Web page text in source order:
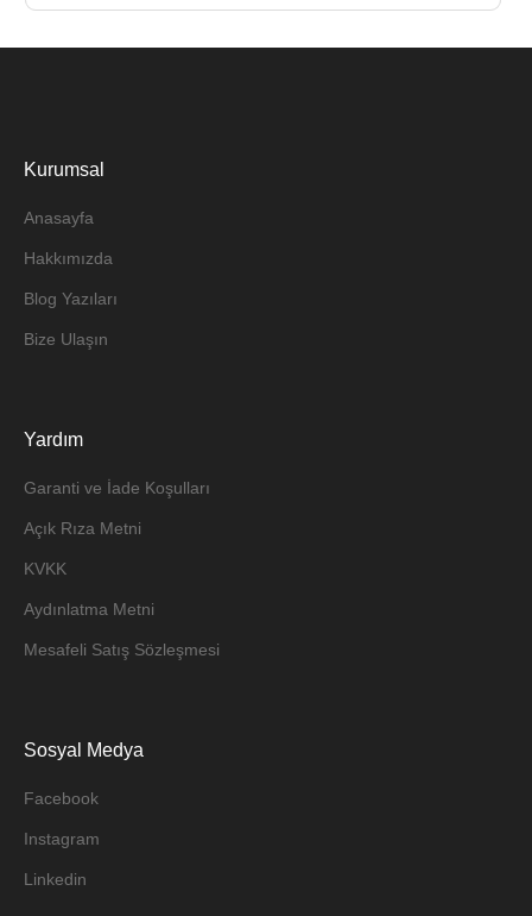
Kurumsal
Anasayfa
Hakkımızda
Blog Yazıları
Bize Ulaşın
Yardım
Garanti ve İade Koşulları
Açık Rıza Metni
KVKK
Aydınlatma Metni
Mesafeli Satış Sözleşmesi
Sosyal Medya
Facebook
Instagram
Linkedin